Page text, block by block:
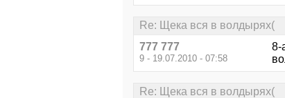
Re: Щека вся в волдырях(
777 777
9 - 19.07.2010 - 07:58
8-
Re: Щека вся в волдырях(